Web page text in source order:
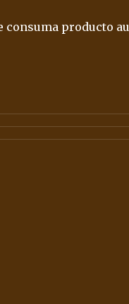
producto